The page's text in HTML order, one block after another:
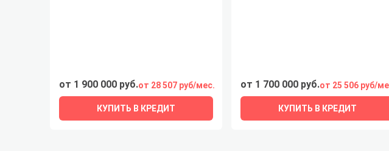
от 1 900 000 руб.от 28 507 руб/мес.
КУПИТЬ В КРЕДИТ
от 1 700 000 руб.от 25 506 руб/
КУПИТЬ В КРЕДИТ